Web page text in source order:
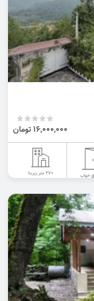
16,000,000 تومان
270 متر زیربنا